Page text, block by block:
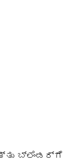
ಬ್ಲೆಂಡರ್ಗೆ